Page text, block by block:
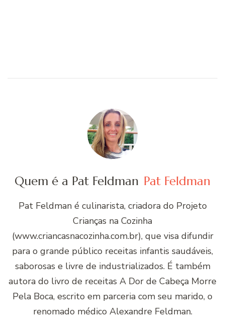
Quem é a Pat Feldman Pat Feldman
Pat Feldman é culinarista, criadora do Projeto
Crianças na Cozinha
(www.criancasnacozinha.com.br), que visa difundir
para o grande público receitas infantis saudáveis,
saborosas e livre de industrializados. É também
autora do livro de receitas A Dor de Cabeça Morre
Pela Boca, escrito em parceria com seu marido, o
renomado médico Alexandre Feldman.